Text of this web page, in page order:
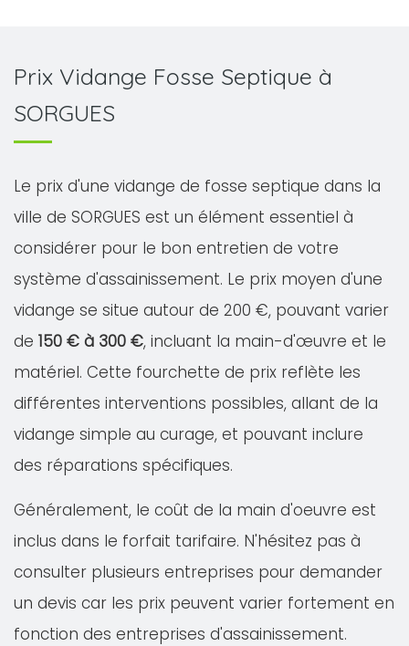
Prix Vidange Fosse Septique à
SORGUES
Le prix d'une vidange de fosse septique dans la
ville de SORGUES est un élément essentiel à
considérer pour le bon entretien de votre
système d'assainissement. Le prix moyen d'une
vidange se situe autour de 200 €, pouvant varier
de 150 € à 300 €, incluant la main-d'œuvre et le
matériel. Cette fourchette de prix reflète les
différentes interventions possibles, allant de la
vidange simple au curage, et pouvant inclure
des réparations spécifiques.
Généralement, le coût de la main d'oeuvre est
inclus dans le forfait tarifaire. N'hésitez pas à
consulter plusieurs entreprises pour demander
un devis car les prix peuvent varier fortement en
fonction des entreprises d'assainissement.